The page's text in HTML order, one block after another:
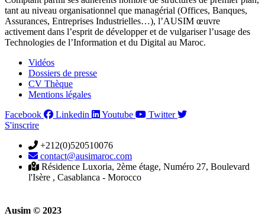
tant au niveau organisationnel que managérial (Offices, Banques,
Assurances, Entreprises Industrielles…), l’AUSIM œuvre
activement dans l’esprit de développer et de vulgariser l’usage des
Technologies de l’Information et du Digital au Maroc.
Vidéos
Dossiers de presse
CV Thèque
Mentions légales
Facebook
Linkedin Youtube
Twitter
S'inscrire
+212(0)520510076
contact@ausimaroc.com
Résidence Luxoria, 2ème étage, Numéro 27, Boulevard
l'Isère , Casablanca - Morocco
Ausim © 2023